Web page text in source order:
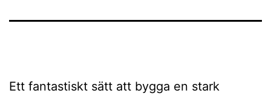
Ett fantastiskt sätt att bygga en stark